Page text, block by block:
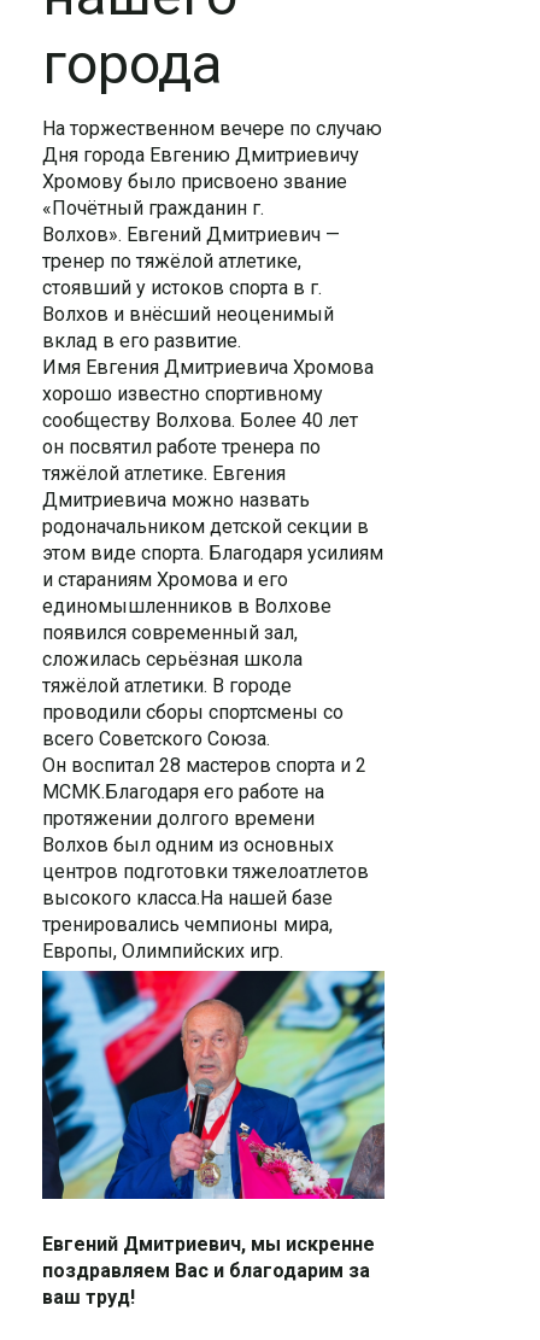
города
На торжественном вечере по случаю
Дня города Евгению Дмитриевичу
Хромову было присвоено звание
«Почётный гражданин г.
Волхов». Евгений Дмитриевич —
тренер по тяжёлой атлетике,
стоявший у истоков спорта в г.
Волхов и внёсший неоценимый
вклад в его развитие.
Имя Евгения Дмитриевича Хромова
хорошо известно спортивному
сообществу Волхова. Более 40 лет
он посвятил работе тренера по
тяжёлой атлетике. Евгения
Дмитриевича можно назвать
родоначальником детской секции в
этом виде спорта. Благодаря усилиям
и стараниям Хромова и его
единомышленников в Волхове
появился современный зал,
сложилась серьёзная школа
тяжёлой атлетики. В городе
проводили сборы спортсмены со
всего Советского Союза.
Он воспитал 28 мастеров спорта и 2
МСМК.Благодаря его работе на
протяжении долгого времени
Волхов был одним из основных
центров подготовки тяжелоатлетов
высокого класса.На нашей базе
тренировались чемпионы мира,
Европы, Олимпийских игр.
Евгений Дмитриевич, мы искренне
поздравляем Вас и благодарим за
ваш труд!